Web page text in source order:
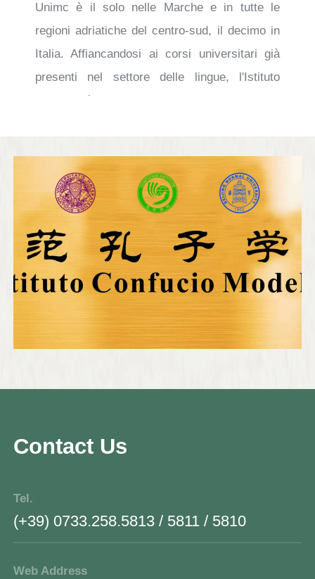
Unimc è il solo nelle Marche e in tutte le
regioni adriatiche del centro-sud, il decimo in
Italia. Affiancandosi ai corsi universitari già
presenti nel settore delle lingue, l'Istituto
partner cinesi. È rivolto, infatti, sia ai giovani
studenti sia agli imprenditori, che possono
accedere alla formazione e alla comprensione
di un paese, quale la Cina, sempre più
determinante nella scena mondiale. Vengono
regolarmente organizzati corsi di lingua
cinese a tutti i livelli nonché corsi in ambito
economico e giuridico; esami per la
Contact Us
Tel.
(+39) 0733.258.5813 / 5811 / 5810
Web Address